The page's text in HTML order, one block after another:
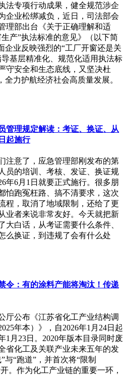
法专项行动成果，健全规范涉企
企业松绑减负，近日，司法部会
理部出台《关于正确理解和适
产”执法标准的意见》（以下简
企业反映强烈的“工厂开窗还是关
基层精准化、规范化适用执法标
守安全和生态底线，又坚决杜
全力护航经济社会高质量发展。
管理规定解读：考证、换证、从
起施行
注意了，应急管理部刚发布的第
员的培训、考核、发证、换证规
年6月1日就要正式施行。很多朋
怕跑冤枉路、搞不清要求，这次
程，取消了地域限制，还给了更
业者来说非常友好。今天就把新
大白话，从考证需要什么条件、
么换证，到违规了会有什么处
令：有的涂料产能将淘汰！传递
厅公布《江苏省化工产业结构调
年本）》，自2026年1月24日起
1月23日。2020年版本目录同时废
省化工及关联产业未来五年的发
与“跑道”，并首次将“限制
。作为化工产业链的重要一环，